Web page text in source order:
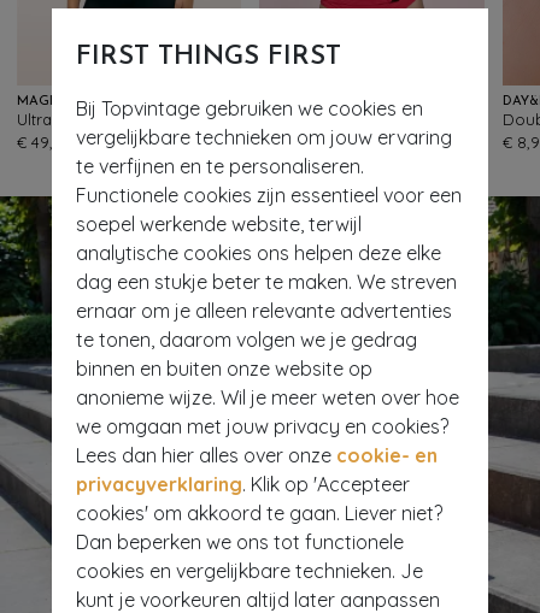
FIRST THINGS FIRST
Bij Topvintage gebruiken we cookies en
vergelijkbare technieken om jouw ervaring
te verfijnen en te personaliseren.
Functionele cookies zijn essentieel voor een
soepel werkende website, terwijl
analytische cookies ons helpen deze elke
dag een stukje beter te maken. We streven
ernaar om je alleen relevante advertenties
te tonen, daarom volgen we je gedrag
binnen en buiten onze website op
anonieme wijze. Wil je meer weten over hoe
we omgaan met jouw privacy en cookies?
Lees dan hier alles over onze cookie- en
privacyverklaring. Klik op 'Accepteer
cookies' om akkoord te gaan. Liever niet?
Dan beperken we ons tot functionele
cookies en vergelijkbare technieken. Je
kunt je voorkeuren altijd later aanpassen
MAGIC BODYFASHION
Ultra Sexy Hi bermuda in zwart
€ 49,95
40
- 50%
TC BEACH
€ 39,95 € 19,95 €